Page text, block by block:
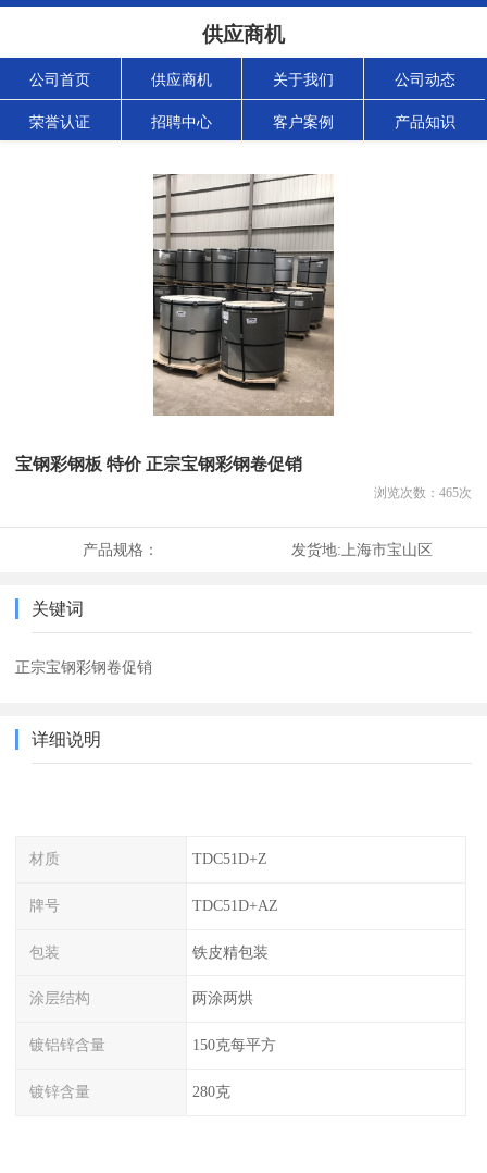
供应商机
公司首页 供应商机 关于我们 公司动态
荣誉认证 招聘中心 客户案例 产品知识
宝钢彩钢板 特价 正宗宝钢彩钢卷促销
浏览次数： 465次
产品规格： 发货地: 上海市宝山区
关键词
正宗宝钢彩钢卷促销
详细说明
材质 TDC51D+Z
牌号 TDC51D+AZ
包装 铁皮精包装
涂层结构 两涂两烘
镀铝锌含量 150克每平方
镀锌含量 280克